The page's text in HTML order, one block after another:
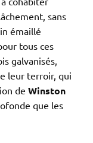
sans
émaillé
tous ces
galvanisés,
leur terroir, qui
de Winston
que les